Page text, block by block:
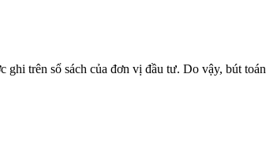
trên sổ sách của đơn vị đầu tư. Do vậy, bút toán